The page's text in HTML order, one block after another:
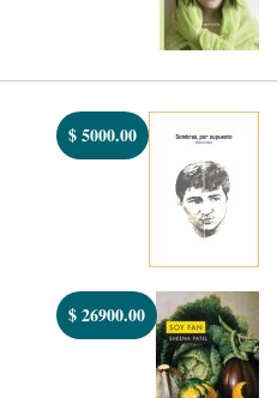
$5000.00
$26900.00